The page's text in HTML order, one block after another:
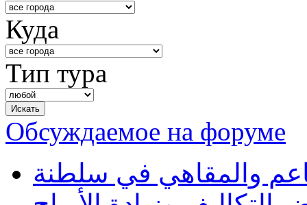
Куда
Тип тура
Обсуждаемое на форуме
والمقاهي في سلطنة